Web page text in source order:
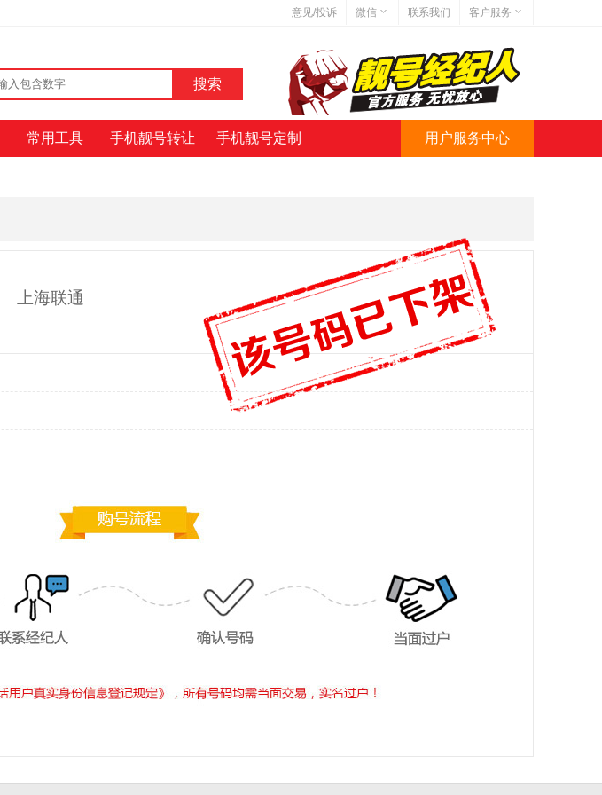
意见/投诉 微信
微信号:jihaoba999
联系我们
客户服务
网站地图
网站简介
常用工具 手机靓号转让 手机靓号定制 用户服务中心
上海联通